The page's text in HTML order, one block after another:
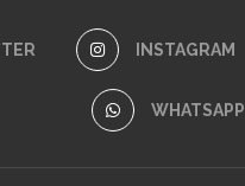
INSTAGRAM
WHATSAPP